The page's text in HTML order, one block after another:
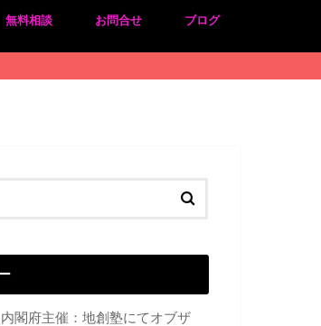
無料相談 お問合せ ブログ
内閣府主催：地創塾にてオブザ